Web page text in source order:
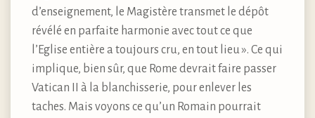
d’enseignement, le Magistère transmet le dépôt
révélé en parfaite harmonie avec tout ce que
l’Eglise entière a toujours cru, en tout lieu ». Ce qui
implique, bien sûr, que Rome devrait faire passer
Vatican II à la blanchisserie, pour enlever les
taches. Mais voyons ce qu’un Romain pourrait